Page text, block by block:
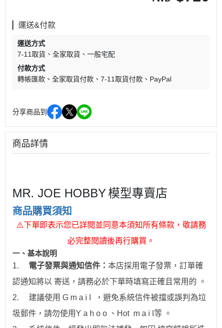
運送&付款
運送方式
7-11取貨
全家取貨
一般宅配
付款方式
轉帳匯款
全家取貨付款 7-11取貨付款 PayPal
分享商品到
商品詳情
MR. JOE HOBBY模型專賣店
商品購買須知
⚠下單即表示您已詳閱並同意本須知所有條款，敬請務
必完整閱讀後再行購買。
一、 基本說明
1.
電子發票與通知信件： 本店採用電子發票，訂單確
認通知將以 寄送，請務必於下單時填寫正確且常用的 。
2.
建議使用 G m a i l ，避免系統信件被擋或誤判為垃
圾郵件，請勿使用Y a h o o 、Hot m a i l 等 。